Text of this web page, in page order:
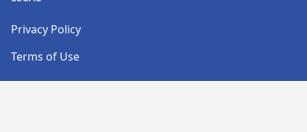
Privacy Policy
Terms of Use